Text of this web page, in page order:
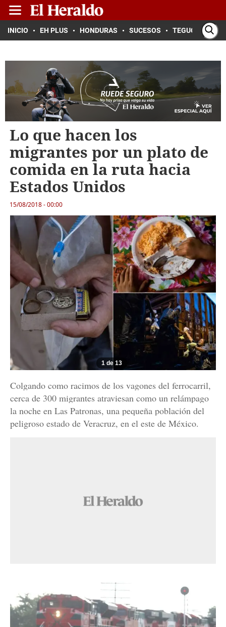
INICIO EH PLUS HONDURAS SUCESOS TEGUCIGALPA
Lo que hacen los
migrantes por un plato de
comida en la ruta hacia
Estados Unidos
15/08/2018 - 00:00
1 de 13
Colgando como racimos de los vagones del ferrocarril,
cerca de 300 migrantes atraviesan como un relámpago
la noche en Las Patronas, una pequeña población del
peligroso estado de Veracruz, en el este de México.